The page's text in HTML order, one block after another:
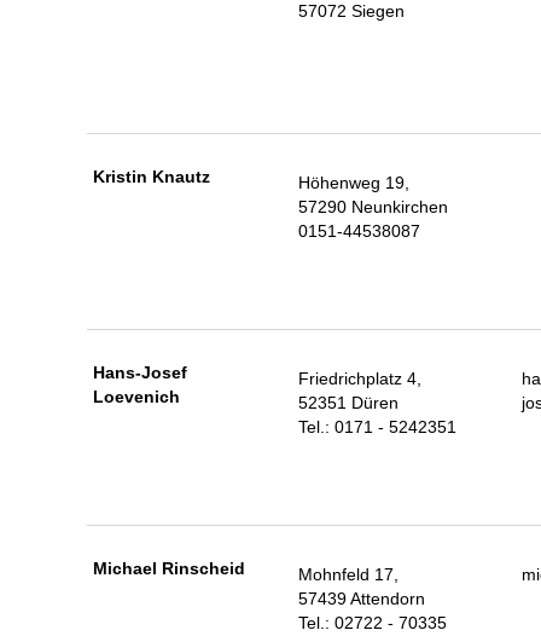
57072 Siegen
Kristin Knautz
Höhenweg 19,
57290 Neunkirchen
0151-44538087
Hans-Josef
Loevenich
Friedrichplatz 4,
52351 Düren
Tel.: 0171 - 5242351
Michael Rinscheid
Mohnfeld 17,
57439 Attendorn
Tel.: 02722 - 70335